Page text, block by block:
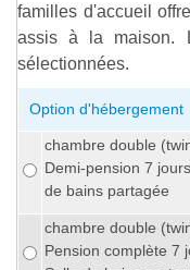
familles d'accueil
assis à la maison.
sélectionnées.
Option d'hébergement
chambre double
Demi-pension 7
de bains partagée
chambre double
Pension complète 7